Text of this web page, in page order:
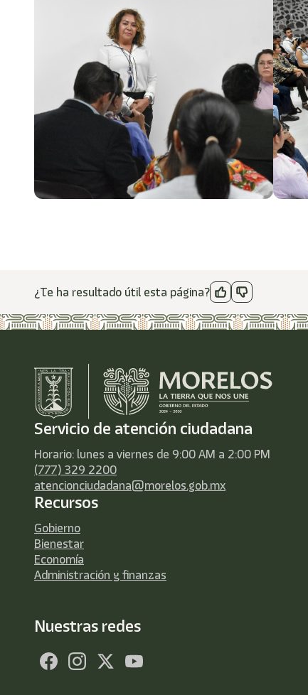
¿Te ha resultado útil esta página?
Servicio de atención ciudadana
Horario: lunes a viernes de 9:00 AM a 2:00 PM
(777) 329 2200
atencionciudadana@morelos.gob.mx
Recursos
Gobierno
Bienestar
Economía
Administración y finanzas
Nuestras redes